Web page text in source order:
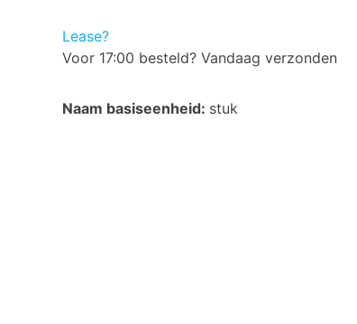
Lease?
Voor 17:00 besteld? Vandaag verzonden
Naam basiseenheid: stuk